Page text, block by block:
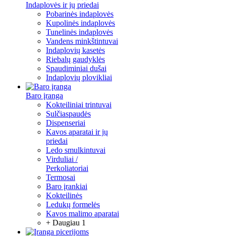
Indaplovės ir jų priedai
Pobarinės indaplovės
Kupolinės indaplovės
Tunelinės indaplovės
Vandens minkštintuvai
Indaplovių kasetės
Riebalų gaudyklės
Spaudiminiai dušai
Indaplovių plovikliai
Baro įranga
Kokteiliniai trintuvai
Sulčiaspaudės
Dispenseriai
Kavos aparatai ir jų
priedai
Ledo smulkintuvai
Virduliai /
Perkoliatoriai
Termosai
Baro įrankiai
Kokteilinės
Ledukų formelės
Kavos malimo aparatai
+ Daugiau 1